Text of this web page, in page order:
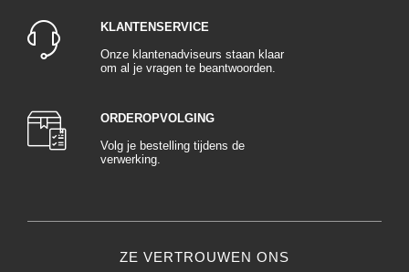
KLANTENSERVICE
Onze klantenadviseurs staan klaar
om al je vragen te beantwoorden.
ORDEROPVOLGING
Volg je bestelling tijdens de
verwerking.
ZE VERTROUWEN ONS